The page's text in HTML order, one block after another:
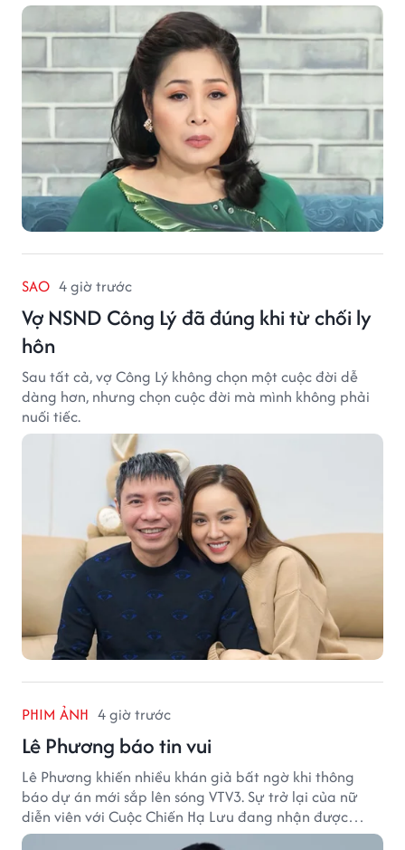
SAO 4 giờ trước
Vợ NSND Công Lý đã đúng khi từ chối ly
hôn
Sau tất cả, vợ Công Lý không chọn một cuộc đời dễ
dàng hơn, nhưng chọn cuộc đời mà mình không phải
nuối tiếc.
PHIM ẢNH 4 giờ trước
Lê Phương báo tin vui
Lê Phương khiến nhiều khán giả bất ngờ khi thông
báo dự án mới sắp lên sóng VTV3. Sự trở lại của nữ
diễn viên với Cuộc Chiến Hạ Lưu đang nhận được
nhiều sự quan tâm.